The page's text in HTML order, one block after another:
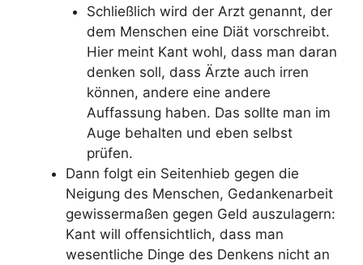
Schließlich wird der Arzt genannt, der
dem Menschen eine Diät vorschreibt.
Hier meint Kant wohl, dass man daran
denken soll, dass Ärzte auch irren
können, andere eine andere
Auffassung haben. Das sollte man im
Auge behalten und eben selbst
prüfen.
Dann folgt ein Seitenhieb gegen die
Neigung des Menschen, Gedankenarbeit
gewissermaßen gegen Geld auszulagern:
Kant will offensichtlich, dass man
wesentliche Dinge des Denkens nicht an